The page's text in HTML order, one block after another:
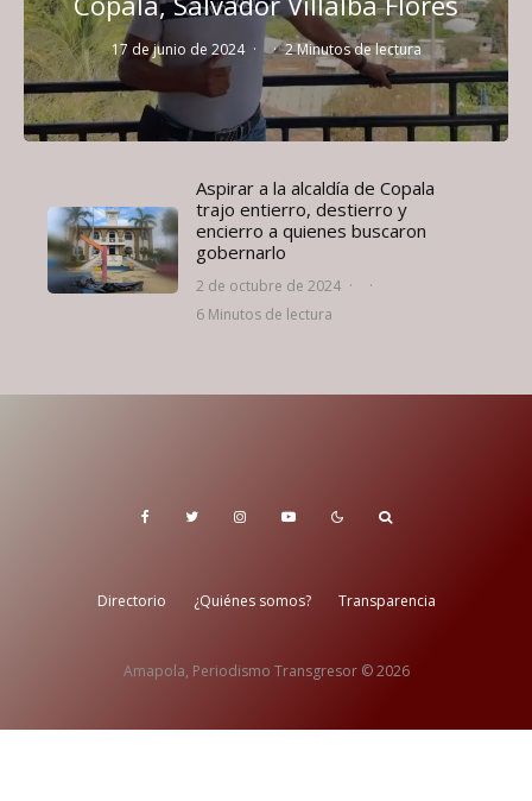
17 de junio de 2024 · · 2 Minutos de lectura
Aspirar a la alcaldía de Copala
trajo entierro, destierro y
encierro a quienes buscaron
gobernarlo
2 de octubre de 2024 ·
·
6 Minutos de lectura
Directorio ¿Quiénes somos? Transparencia
Amapola, Periodismo Transgresor © 2026